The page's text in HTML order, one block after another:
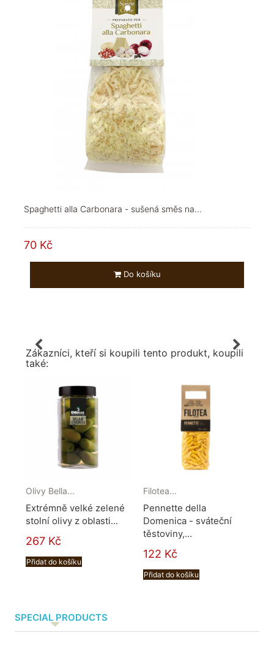
Spaghetti alla Carbonara - sušená směs na...
70 Kč
Do košíku
Zákazníci, kteří si koupili tento produkt, koupili
také:
Olivy Bella...
Extrémně velké zelené
stolní olivy z oblasti...
267 Kč
Přidat do košíku
Filotea...
Pennette della
Domenica - sváteční
těstoviny,...
122 Kč
Přidat do košíku
SPECIAL PRODUCTS